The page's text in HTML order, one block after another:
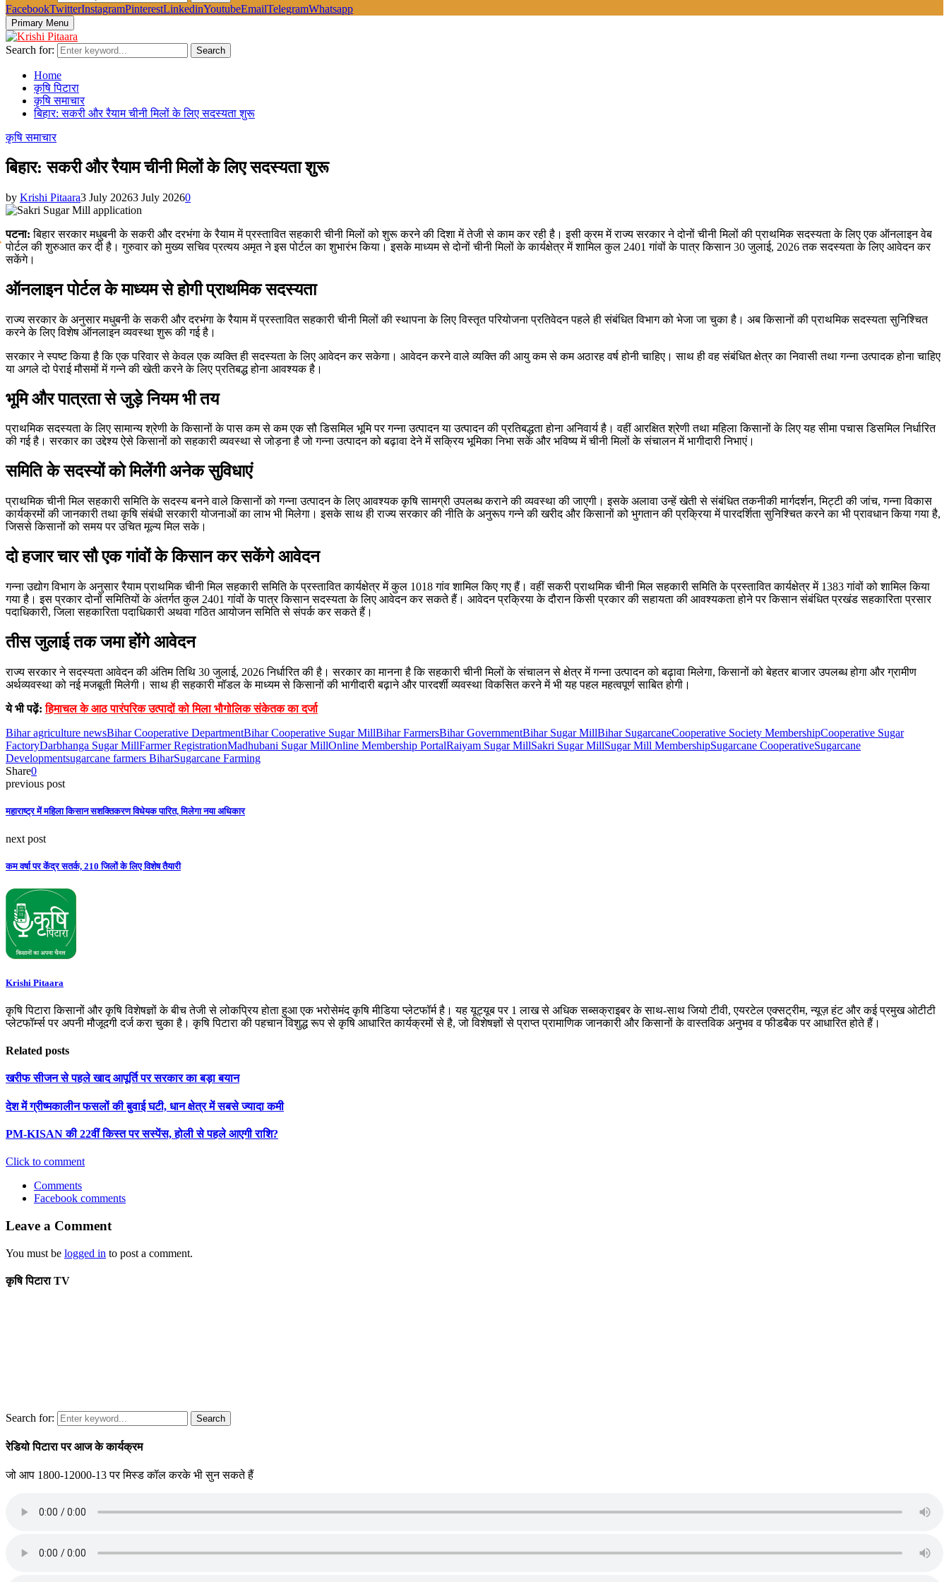
FacebookTwitterInstagramPinterestLinkedinYoutubeEmailTelegramWhatsapp
Primary Menu
Search for: Search
Home
कृषि पिटारा
कृषि समाचार
बिहार: सकरी और रैयाम चीनी मिलों के लिए सदस्यता शुरू
कृषि समाचार
बिहार: सकरी और रैयाम चीनी मिलों के लिए सदस्यता शुरू
by Krishi Pitaara3 July 20263 July 20260
पटना: बिहार सरकार मधुबनी के सकरी और दरभंगा के रैयाम में प्रस्तावित सहकारी चीनी मिलों को शुरू करने की दिशा में तेजी से काम कर रही है। इसी क्रम में राज्य सरकार ने दोनों चीनी मिलों की प्राथमिक सदस्यता के लिए एक ऑनलाइन वेब
पोर्टल की शुरुआत कर दी है। गुरुवार को मुख्य सचिव प्रत्यय अमृत ने इस पोर्टल का शुभारंभ किया। इसके माध्यम से दोनों चीनी मिलों के कार्यक्षेत्र में शामिल कुल 2401 गांवों के पात्र किसान 30 जुलाई, 2026 तक सदस्यता के लिए आवेदन कर
सकेंगे।
ऑनलाइन पोर्टल के माध्यम से होगी प्राथमिक सदस्यता
राज्य सरकार के अनुसार मधुबनी के सकरी और दरभंगा के रैयाम में प्रस्तावित सहकारी चीनी मिलों की स्थापना के लिए विस्तृत परियोजना प्रतिवेदन पहले ही संबंधित विभाग को भेजा जा चुका है। अब किसानों की प्राथमिक सदस्यता सुनिश्चित
करने के लिए विशेष ऑनलाइन व्यवस्था शुरू की गई है।
सरकार ने स्पष्ट किया है कि एक परिवार से केवल एक व्यक्ति ही सदस्यता के लिए आवेदन कर सकेगा। आवेदन करने वाले व्यक्ति की आयु कम से कम अठारह वर्ष होनी चाहिए। साथ ही वह संबंधित क्षेत्र का निवासी तथा गन्ना उत्पादक होना चाहिए
या अगले दो पेराई मौसमों में गन्ने की खेती करने के लिए प्रतिबद्ध होना आवश्यक है।
भूमि और पात्रता से जुड़े नियम भी तय
प्राथमिक सदस्यता के लिए सामान्य श्रेणी के किसानों के पास कम से कम एक सौ डिसमिल भूमि पर गन्ना उत्पादन या उत्पादन की प्रतिबद्धता होना अनिवार्य है। वहीं आरक्षित श्रेणी तथा महिला किसानों के लिए यह सीमा पचास डिसमिल निर्धारित
की गई है। सरकार का उद्देश्य ऐसे किसानों को सहकारी व्यवस्था से जोड़ना है जो गन्ना उत्पादन को बढ़ावा देने में सक्रिय भूमिका निभा सकें और भविष्य में चीनी मिलों के संचालन में भागीदारी निभाएं।
समिति के सदस्यों को मिलेंगी अनेक सुविधाएं
प्राथमिक चीनी मिल सहकारी समिति के सदस्य बनने वाले किसानों को गन्ना उत्पादन के लिए आवश्यक कृषि सामग्री उपलब्ध कराने की व्यवस्था की जाएगी। इसके अलावा उन्हें खेती से संबंधित तकनीकी मार्गदर्शन, मिट्टी की जांच, गन्ना विकास
कार्यक्रमों की जानकारी तथा कृषि संबंधी सरकारी योजनाओं का लाभ भी मिलेगा। इसके साथ ही राज्य सरकार की नीति के अनुरूप गन्ने की खरीद और किसानों को भुगतान की प्रक्रिया में पारदर्शिता सुनिश्चित करने का भी प्रावधान किया गया है,
जिससे किसानों को समय पर उचित मूल्य मिल सके।
दो हजार चार सौ एक गांवों के किसान कर सकेंगे आवेदन
गन्ना उद्योग विभाग के अनुसार रैयाम प्राथमिक चीनी मिल सहकारी समिति के प्रस्तावित कार्यक्षेत्र में कुल 1018 गांव शामिल किए गए हैं। वहीं सकरी प्राथमिक चीनी मिल सहकारी समिति के प्रस्तावित कार्यक्षेत्र में 1383 गांवों को शामिल किया
गया है। इस प्रकार दोनों समितियों के अंतर्गत कुल 2401 गांवों के पात्र किसान सदस्यता के लिए आवेदन कर सकते हैं। आवेदन प्रक्रिया के दौरान किसी प्रकार की सहायता की आवश्यकता होने पर किसान संबंधित प्रखंड सहकारिता प्रसार
पदाधिकारी, जिला सहकारिता पदाधिकारी अथवा गठित आयोजन समिति से संपर्क कर सकते हैं।
तीस जुलाई तक जमा होंगे आवेदन
राज्य सरकार ने सदस्यता आवेदन की अंतिम तिथि 30 जुलाई, 2026 निर्धारित की है। सरकार का मानना है कि सहकारी चीनी मिलों के संचालन से क्षेत्र में गन्ना उत्पादन को बढ़ावा मिलेगा, किसानों को बेहतर बाजार उपलब्ध होगा और ग्रामीण
अर्थव्यवस्था को नई मजबूती मिलेगी। साथ ही सहकारी मॉडल के माध्यम से किसानों की भागीदारी बढ़ाने और पारदर्शी व्यवस्था विकसित करने में भी यह पहल महत्वपूर्ण साबित होगी।
ये भी पढ़ें:हिमाचल के आठ पारंपरिक उत्पादों को मिला भौगोलिक संकेतक का दर्जा
Bihar agriculture newsBihar Cooperative DepartmentBihar Cooperative Sugar MillBihar FarmersBihar GovernmentBihar Sugar MillBihar SugarcaneCooperative Society MembershipCooperative Sugar
FactoryDarbhanga Sugar MillFarmer RegistrationMadhubani Sugar MillOnline Membership PortalRaiyam Sugar MillSakri Sugar MillSugar Mill MembershipSugarcane CooperativeSugarcane
Developmentsugarcane farmers BiharSugarcane Farming
Share0
previous post
महाराष्ट्र में महिला किसान सशक्तिकरण विधेयक पारित, मिलेगा नया अधिकार
next post
कम वर्षा पर केंद्र सतर्क, 210 जिलों के लिए विशेष तैयारी
Krishi Pitaara
कृषि पिटारा किसानों और कृषि विशेषज्ञों के बीच तेजी से लोकप्रिय होता हुआ एक भरोसेमंद कृषि मीडिया प्लेटफॉर्म है। यह यूट्यूब पर 1 लाख से अधिक सब्सक्राइबर के साथ-साथ जियो टीवी, एयरटेल एक्सट्रीम, न्यूज़ हंट और कई प्रमुख ओटीटी
प्लेटफॉर्म्स पर अपनी मौजूदगी दर्ज करा चुका है। कृषि पिटारा की पहचान विशुद्ध रूप से कृषि आधारित कार्यक्रमों से है, जो विशेषज्ञों से प्राप्त प्रामाणिक जानकारी और किसानों के वास्तविक अनुभव व फीडबैक पर आधारित होते हैं।
Related posts
खरीफ सीजन से पहले खाद आपूर्ति पर सरकार का बड़ा बयान
देश में ग्रीष्मकालीन फसलों की बुवाई घटी, धान क्षेत्र में सबसे ज्यादा कमी
PM-KISAN की 22वीं किस्त पर सस्पेंस, होली से पहले आएगी राशि?
Click to comment
Comments
Facebook comments
Leave a Comment
You must be logged in to post a comment.
कृषि पिटारा TV
Search for: Search
रेडियो पिटारा पर आज के कार्यक्रम
जो आप 1800-12000-13 पर मिस्ड कॉल करके भी सुन सकते हैं